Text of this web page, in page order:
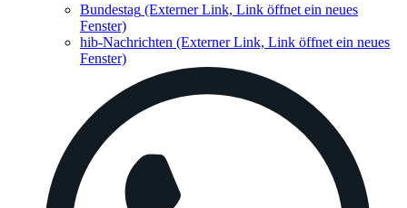
Bundestag (Externer Link, Link öffnet ein neues
Fenster)
hib-Nachrichten (Externer Link, Link öffnet ein neues
Fenster)